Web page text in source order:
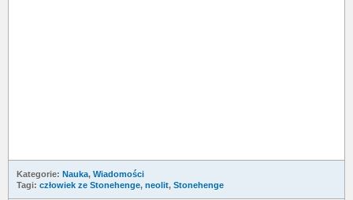
Kategorie: Nauka, Wiadomości
Tagi: człowiek ze Stonehenge, neolit, Stonehenge